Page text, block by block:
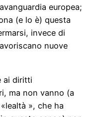
europea;
(e lo è) questa
invece di
nuove
ai diritti
ma non vanno (a
», che ha